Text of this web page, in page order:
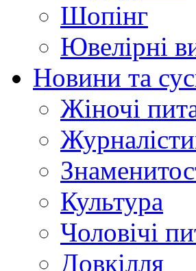
Шопінг
Ювелірні
Новини та
Жіночі
Культура
Чоловічі
Довкілля